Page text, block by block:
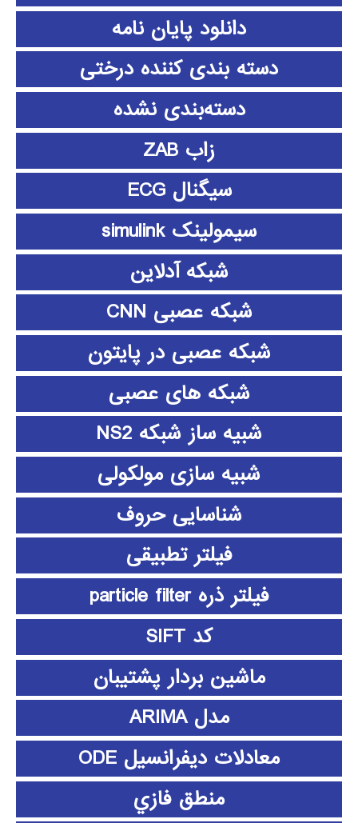
دانلود پايان نامه
دسته بندی کننده درختی
دسته‌بندی نشده
زاب ZAB
سیگنال ECG
سیمولینک simulink
شبکه آدلاین
شبکه عصبی CNN
شبکه عصبی در پایتون
شبکه های عصبی
شبیه ساز شبکه NS2
شبیه سازی مولکولی
شناسایی حروف
فیلتر تطبیقی
فیلتر ذره particle filter
کد SIFT
ماشین بردار پشتیبان
مدل ARIMA
معادلات دیفرانسیل ODE
منطق فازي